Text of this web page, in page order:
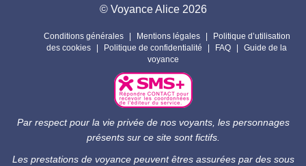
© Voyance Alice 2026
Conditions générales Mentions légales
Politique d’utilisation
des cookies
Politique de confidentialité FAQ
Guide de la
voyance
Par respect pour la vie privée de nos voyants, les personnages
présents sur ce site sont fictifs.
Les prestations de voyance peuvent êtres assurées par des sous